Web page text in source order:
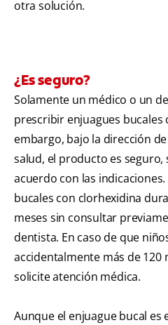
otra solución.
¿Es seguro?
Solamente un médico o un
prescribir enjuagues bucales
embargo, bajo la dirección
salud, el producto es seguro,
acuerdo con las
bucales con clorhexidina
meses sin consultar
dentista. En caso de que
accidentalmente más de 120
solicite atención médica.
Aunque el enjuague bucal es